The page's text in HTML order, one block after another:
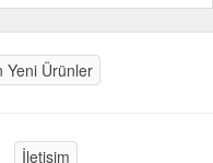
Yeni Ürünler
İletişim